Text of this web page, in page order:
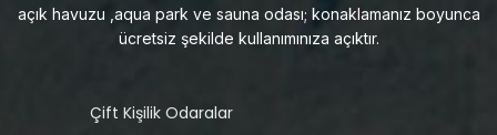
açık havuzu ,aqua park ve sauna odası; konaklamanız boyunca
ücretsiz şekilde kullanımınıza açıktır.
Çift Kişilik Odaralar